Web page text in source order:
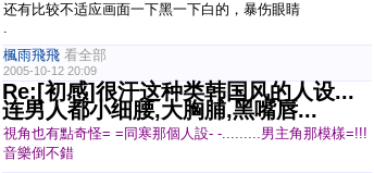
还有比较不适应画面一下黑一下白的，暴伤眼睛
.
楓雨飛飛 看全部
2005-10-12 20:09
Re:[初感]很汗这种类韩国风的人设...
连男人都小细腰,大胸脯,黑嘴唇...
視角也有點奇怪= =同寒那個人設- -.........男主角那模樣=!!!
音樂倒不錯